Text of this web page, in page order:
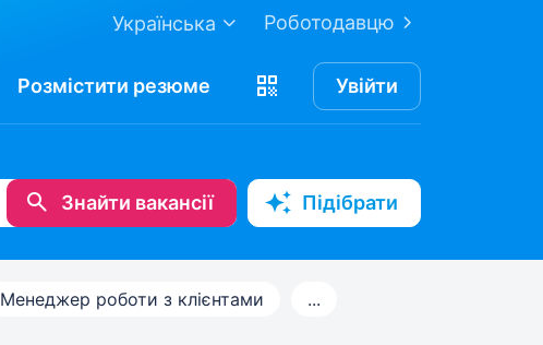
Роботодавцю
Українська
Розмістити резюме Увійти
Знайти вакансії Підібрати
Менеджер роботи з клієнтами ...